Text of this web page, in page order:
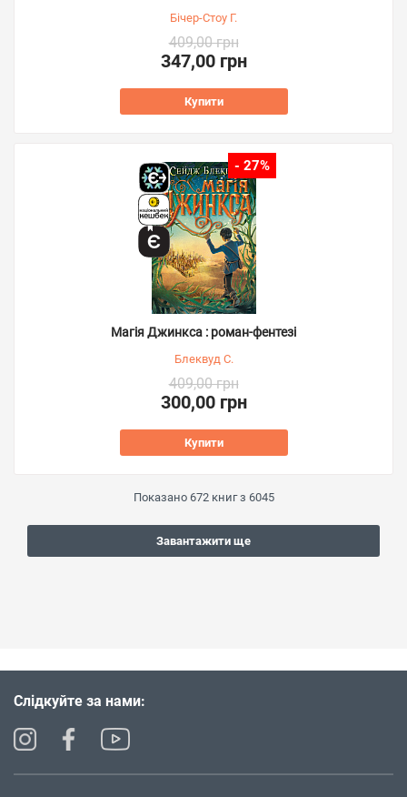
Бічер-Стоу Г.
409,00 грн
347,00 грн
Купити
- 27%
Магія Джинкса : роман-фентезі
Блеквуд С.
409,00 грн
300,00 грн
Купити
Показано 672книг з 6045
Завантажити ще
Слідкуйте за нами: